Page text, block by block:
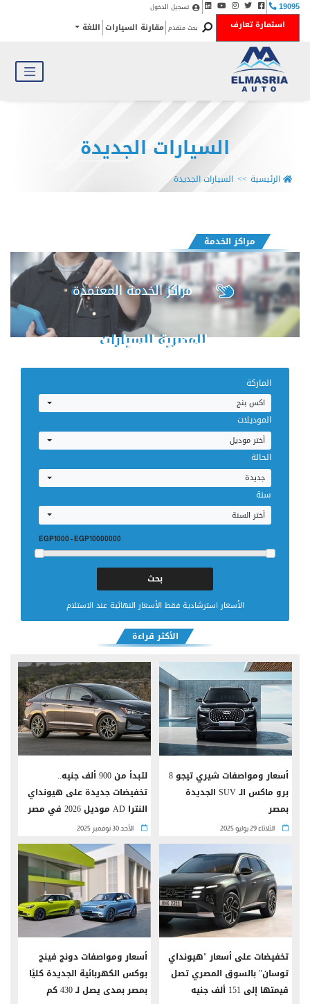
19095 تسجيل الدخول
استمارة تعارف بحث متقدم مقارنة السيارات اللغة
السيارات الجديدة
الرئيسية السيارات الجديدة
مراكز الخدمة
مراكز الخدمة المعتمدة
للمصرية للسيارات
الماركة
اكس بنج
الموديلات
أختر موديل
الحالة
جديدة
سنة
أختر السنة
EGP1000 - EGP10000000
الأسعار استرشادية فقط الأسعار النهائية عند الاستلام
الأكثر قراءة
أسعار ومواصفات شيري تيجو 8
برو ماكس الـ SUV الجديدة
بمصر
الثلاثاء 29 يوليو 2025
لتبدأ من 900 ألف جنيه..
تخفيضات جديدة على هيونداي
النترا AD موديل 2026 في مصر
الأحد 30 نوفمبر 2025
تخفيضات على أسعار "هيونداي
توسان" بالسوق المصري تصل
قيمتها إلى 151 ألف جنيه
أسعار ومواصفات دونج فينج
بوكس الكهربائية الجديدة كليًا
بمصر بمدى يصل لـ 430 كم